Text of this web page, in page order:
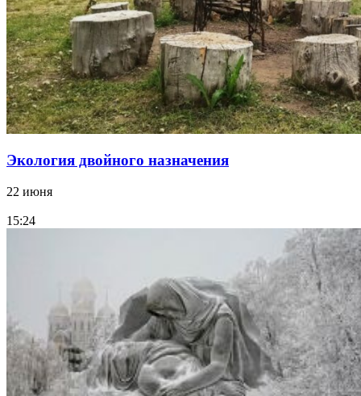
Экология двойного назначения
22 июня
15:24